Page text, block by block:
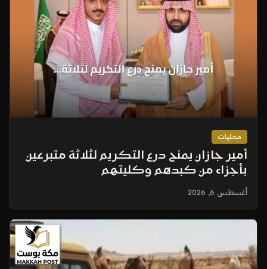
محليات
أمير جازان يمنح درع التكريم لثلاثة متبرعين
بأجزاء من كبدهم وكليتهم
أغسطس 6, 2026